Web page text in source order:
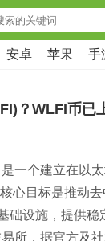
安卓 苹果 手
？WLFI币已
一个建立在以
心目标是推动
础设施，提供稳
所，据官方及